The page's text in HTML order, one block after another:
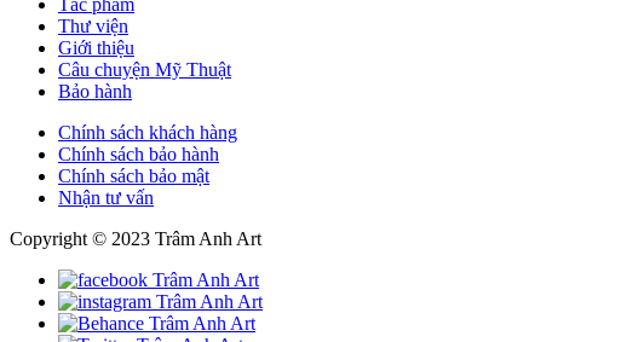
Thư viện
Giới thiệu
Câu chuyện Mỹ Thuật
Bảo hành
Chính sách khách hàng
Chính sách bảo hành
Chính sách bảo mật
Nhận tư vấn
Copyright © 2023 Trâm Anh Art